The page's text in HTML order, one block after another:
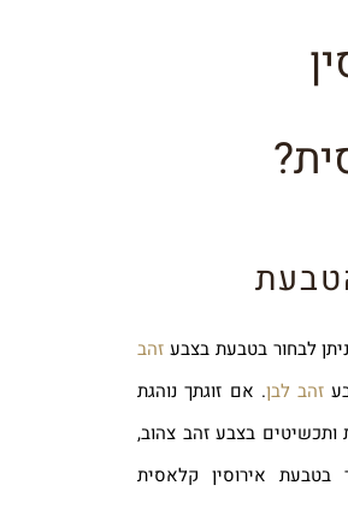
לבחור בטבעת בצבע זהב
זהב לבן. אם זוגתך נוהגת
ותכשיטים בצבע זהב צהוב,
בטבעת אירוסין קלאסית